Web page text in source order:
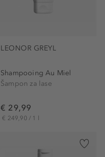
LEONOR GREYL
Shampooing Au Miel
Šampon za lase
€ 29,99
€ 249,90 / 1 l